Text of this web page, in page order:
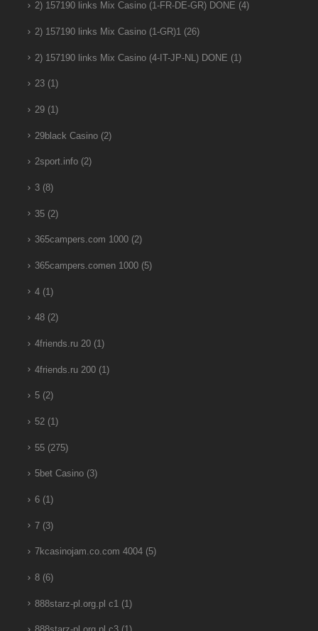
2) 157190 links Mix Casino (1-FR-DE-GR) DONE (4)
2) 157190 links Mix Casino (1-GR)1(26)
2) 157190 links Mix Casino (4-IT-JP-NL) DONE (1)
23(1)
29(1)
29black Casino(2)
2sport.info(2)
3(8)
35(2)
365campers.com 1000(2)
365campers.comen 1000(5)
4(1)
48(2)
4friends.ru 20(1)
4friends.ru 200(1)
5(2)
52(1)
55(275)
5bet Casino(3)
6(1)
7(3)
7kcasinojam.co.com 4004(5)
8(6)
888starz-pl.org.pl c1 (1)